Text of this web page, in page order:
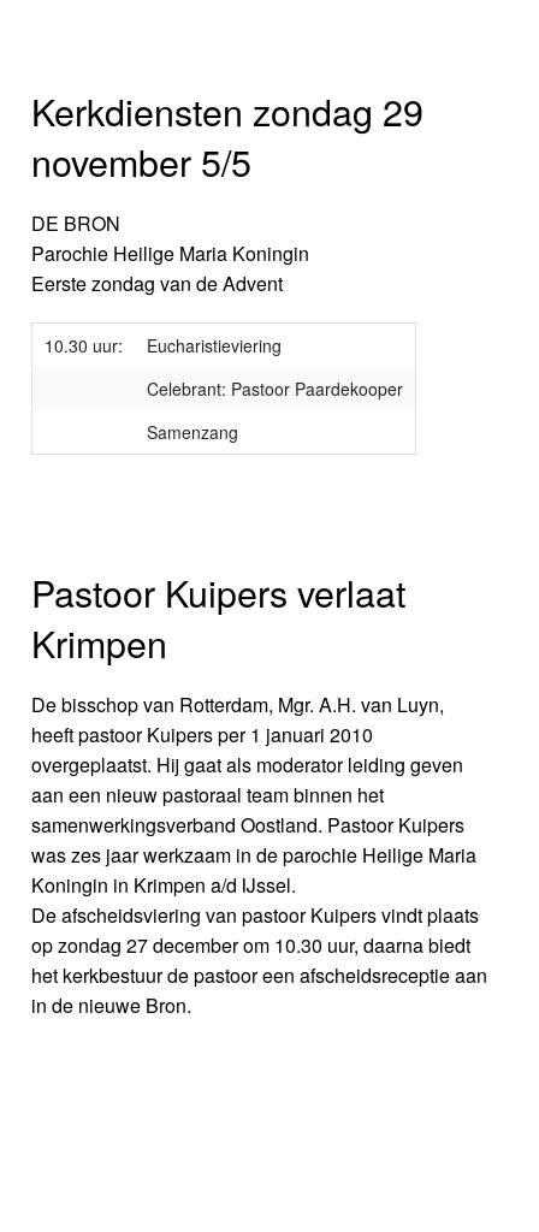
Kerkdiensten zondag 29
november 5/5
DE BRON
Parochie Heilige Maria Koningin
Eerste zondag van de Advent
10.30 uur:
Eucharistieviering
Celebrant: Pastoor Paardekooper
Samenzang
Pastoor Kuipers verlaat
Krimpen
De bisschop van Rotterdam, Mgr. A.H. van Luyn,
heeft pastoor Kuipers per 1 januari 2010
overgeplaatst. Hij gaat als moderator leiding geven
aan een nieuw pastoraal team binnen het
samenwerkingsverband Oostland. Pastoor Kuipers
was zes jaar werkzaam in de parochie Heilige Maria
Koningin in Krimpen a/d IJssel.
De afscheidsviering van pastoor Kuipers vindt plaats
op zondag 27 december om 10.30 uur, daarna biedt
het kerkbestuur de pastoor een afscheidsreceptie aan
in de nieuwe Bron.